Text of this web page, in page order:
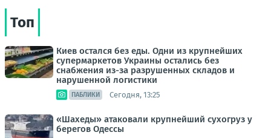
Топ
Киев остался без еды. Одни из крупнейших
супермаркетов Украины остались без
снабжения из-за разрушенных складов и
нарушенной логистики
ПАБЛИКИ Сегодня, 13:25
«Шахеды» атаковали крупнейший сухогруз у
берегов Одессы